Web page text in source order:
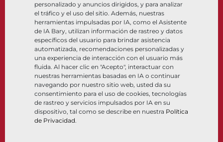
personalizado y anuncios dirigidos, y para analizar
el tráfico y el uso del sitio. Además, nuestras
herramientas impulsadas por IA, como el Asistente
de IA Bary, utilizan información de rastreo y datos
específicos del usuario para brindar asistencia
automatizada, recomendaciones personalizadas y
una experiencia de interacción con el usuario más
fluida. Al hacer clic en "Acepto", interactuar con
nuestras herramientas basadas en IA o continuar
navegando por nuestro sitio web, usted da su
consentimiento para el uso de cookies, tecnologías
de rastreo y servicios impulsados por IA en su
dispositivo, tal como se describe en nuestra Política
de Privacidad.
Nosotros
Ubicaciones
Asociación
Sostenibilidad
Portal del cliente
Documentos
Centro de información
Software
Selección de materiales
Síganos LinkedIn
© 2026 Bray International. Todos los derechos reservados